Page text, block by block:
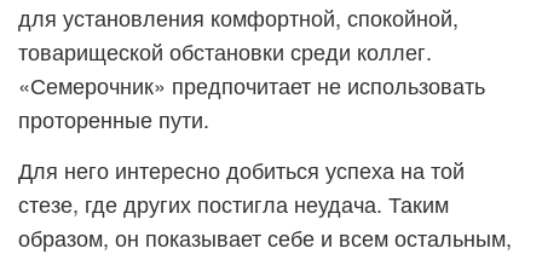
для установления комфортной, спокойной,
товарищеской обстановки среди коллег.
«Семерочник» предпочитает не использовать
проторенные пути.
Для него интересно добиться успеха на той
стезе, где других постигла неудача. Таким
образом, он показывает себе и всем остальным,